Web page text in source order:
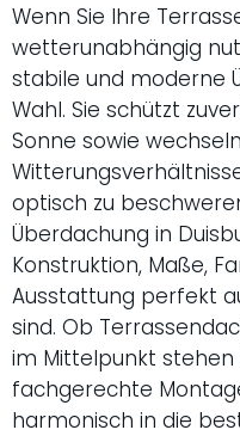
Wenn Sie Ihre
wetterunabhängig
stabile und moderne
Wahl. Sie schützt
Sonne sowie
optisch zu
Überdachung in
Konstruktion, Maße,
Ausstattung perfekt
sind. Ob
im Mittelpunkt stehen
fachgerechte
harmonisch in die